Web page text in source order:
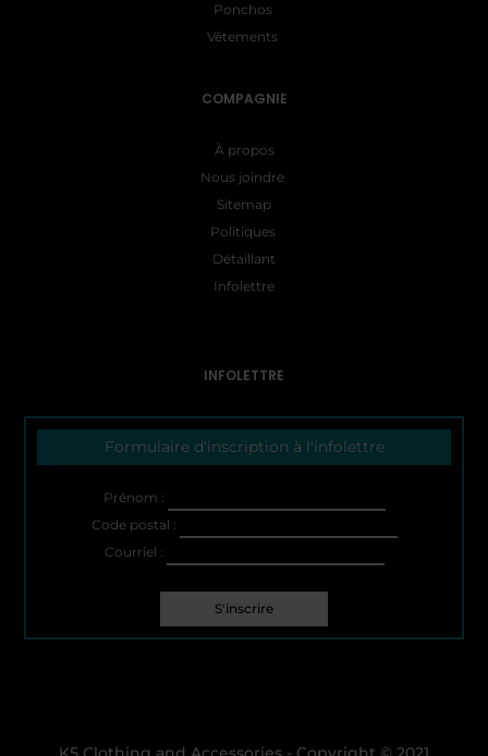
Ponchos
Vêtements
COMPAGNIE
À propos
Nous joindre
Sitemap
Politiques
Détaillant
Infolettre
INFOLETTRE
Formulaire d'inscription à l'infolettre
Prénom :
Code postal :
Courriel :